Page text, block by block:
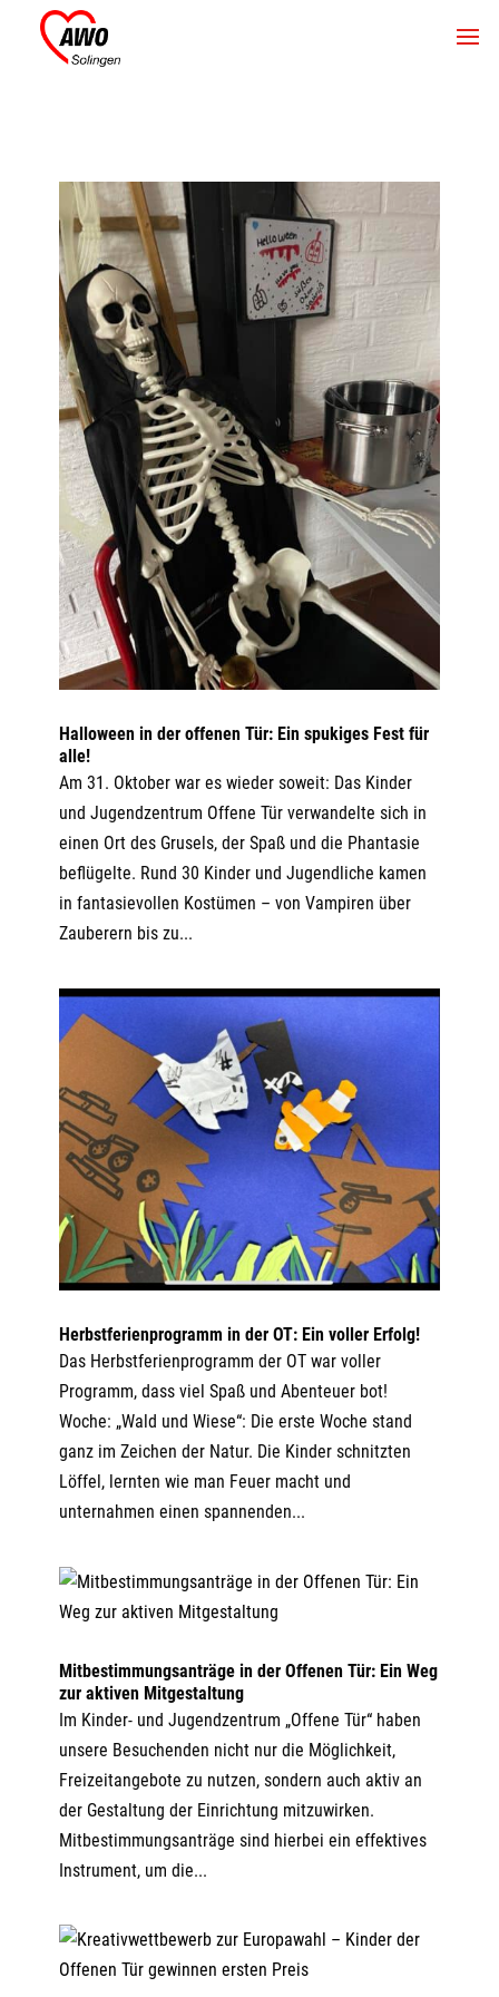
Halloween in der offenen Tür: Ein spukiges Fest für
alle!
Am 31. Oktober war es wieder soweit: Das Kinder
und Jugendzentrum Offene Tür verwandelte sich in
einen Ort des Grusels, der Spaß und die Phantasie
beflügelte. Rund 30 Kinder und Jugendliche kamen
in fantasievollen Kostümen – von Vampiren über
Zauberern bis zu...
Herbstferienprogramm in der OT: Ein voller Erfolg!
Das Herbstferienprogramm der OT war voller
Programm, dass viel Spaß und Abenteuer bot!
Woche: „Wald und Wiese“: Die erste Woche stand
ganz im Zeichen der Natur. Die Kinder schnitzten
Löffel, lernten wie man Feuer macht und
unternahmen einen spannenden...
Mitbestimmungsanträge in der Offenen Tür: Ein Weg
zur aktiven Mitgestaltung
Im Kinder- und Jugendzentrum „Offene Tür“ haben
unsere Besuchenden nicht nur die Möglichkeit,
Freizeitangebote zu nutzen, sondern auch aktiv an
der Gestaltung der Einrichtung mitzuwirken.
Mitbestimmungsanträge sind hierbei ein effektives
Instrument, um die...